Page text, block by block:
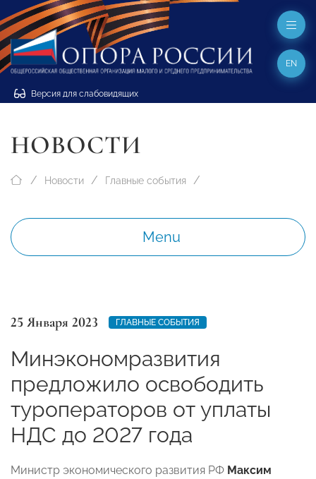
Версия для слабовидящих
EN
НОВОСТИ
Новости Главные события
Menu
25 Января 2023 ГЛАВНЫЕ СОБЫТИЯ
Минэкономразвития
предложило освободить
туроператоров от уплаты
НДС до 2027 года
Министр экономического развития РФ Максим